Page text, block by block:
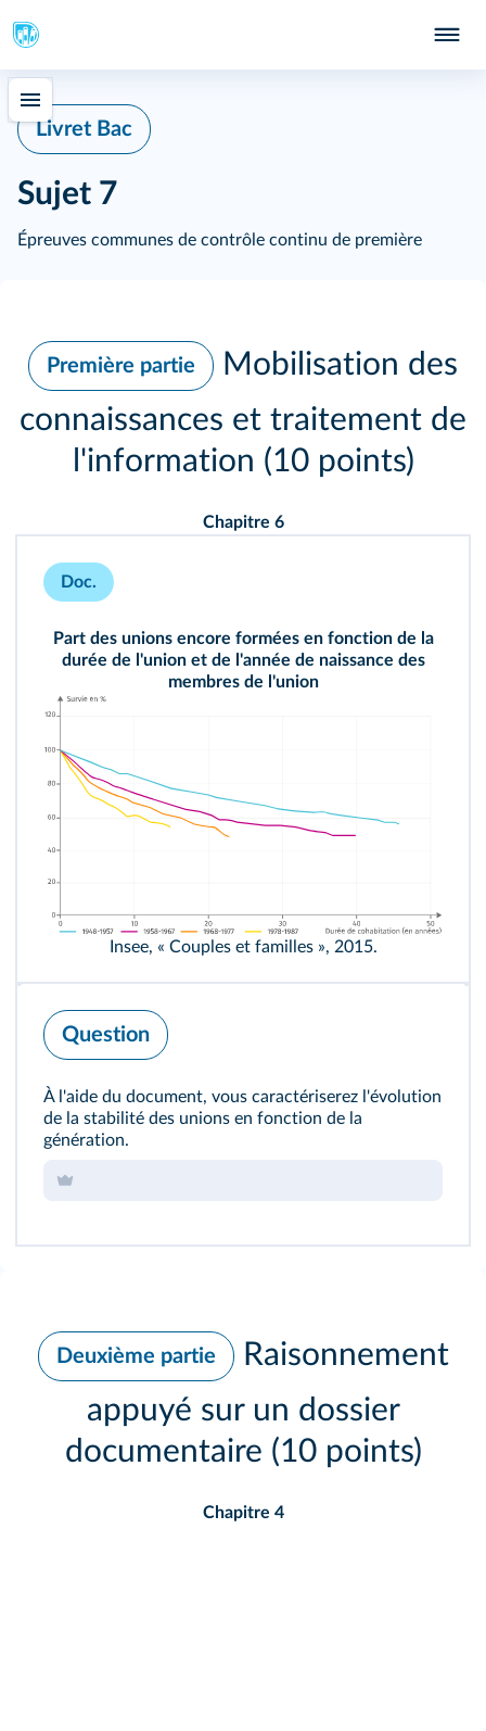
Livret Bac
Sujet 7
Épreuves communes de contrôle continu de première
Première partie
Mobilisation des
connaissances et traitement de
l'information (10 points)
Chapitre 6
Doc.
Part des unions encore formées en fonction de la
durée de l'union et de l'année de naissance des
membres de l'union
Insee, « Couples et familles », 2015.
Question
À l'aide du document, vous caractériserez l'évolution
de la stabilité des unions en fonction de la
génération.
Deuxième partie
Raisonnement
appuyé sur un dossier
documentaire (10 points)
Chapitre 4